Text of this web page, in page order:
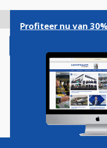
gaan
Magazine
Profiteer nu van